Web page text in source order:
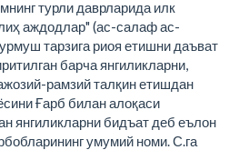
турли даврларида илк
аждодлар" (ас-салаф ас-
тарзига риоя етишни даъват
барча янгиликларни,
рамзий талқин етишдан
Ғарб билан алоқаси
янгиликларни бидъат деб еълон
умумий номи. С.га